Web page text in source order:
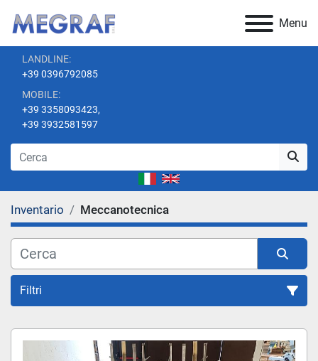
Menu
LANDLINE:
+39 0396792085
MOBILE:
+39 3358093423,
+39 3932581597
Inventario Meccanotecnica
Filtri
Tutte le categorie